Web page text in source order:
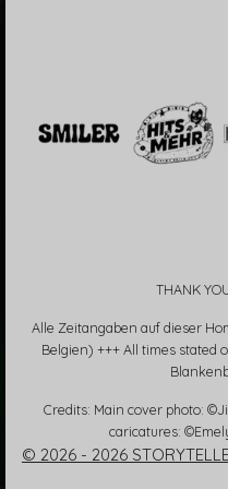
THANK
Alle Zeitangaben auf dieser
Belgien) +++ All times stated
Credits: Main cover photo:
caricatures:
© 2026 - 2026